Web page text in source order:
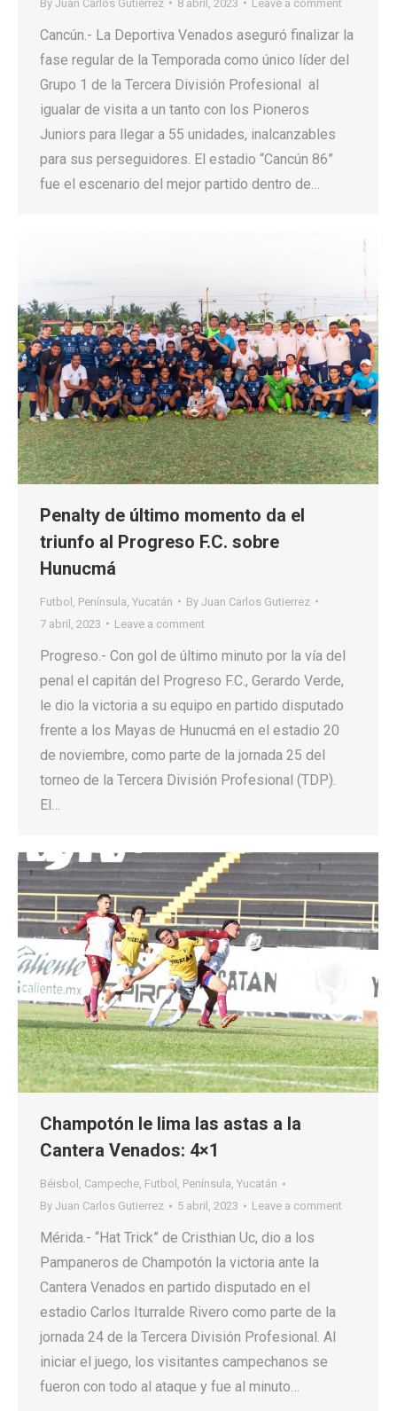
By Juan Carlos Gutierrez 8 abril, 2023 Leave a comment
Cancún.- La Deportiva Venados aseguró finalizar la
fase regular de la Temporada como único líder del
Grupo 1 de la Tercera División Profesional al
igualar de visita a un tanto con los Pioneros
Juniors para llegar a 55 unidades, inalcanzables
para sus perseguidores. El estadio “Cancún 86”
fue el escenario del mejor partido dentro de…
Penalty de último momento da el
triunfo al Progreso F.C. sobre
Hunucmá
Futbol Península Yucatán By Juan Carlos Gutierrez
7 abril, 2023
Leave a comment
Progreso.- Con gol de último minuto por la vía del
penal el capitán del Progreso F.C., Gerardo Verde,
le dio la victoria a su equipo en partido disputado
frente a los Mayas de Hunucmá en el estadio 20
de noviembre, como parte de la jornada 25 del
torneo de la Tercera División Profesional (TDP).
El…
Champotón le lima las astas a la
Cantera Venados: 4×1
Béisbol , Campeche, Futbol , Península, Yucatán
By Juan Carlos Gutierrez 5 abril, 2023 Leave a comment
Mérida.- “Hat Trick” de Cristhian Uc, dio a los
Pampaneros de Champotón la victoria ante la
Cantera Venados en partido disputado en el
estadio Carlos Iturralde Rivero como parte de la
jornada 24 de la Tercera División Profesional. Al
iniciar el juego, los visitantes campechanos se
fueron con todo al ataque y fue al minuto…